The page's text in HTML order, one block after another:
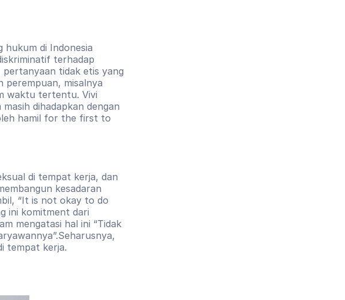
hukum di Indonesia
terhadap
tidak etis yang
perempuan, misalnya
waktu tertentu. Vivi
dihadapkan dengan
hamil for the first to
di tempat kerja, dan
kesadaran
“It is not okay to do
ini komitment dari
mengatasi hal ini “Tidak
tempat kerja.